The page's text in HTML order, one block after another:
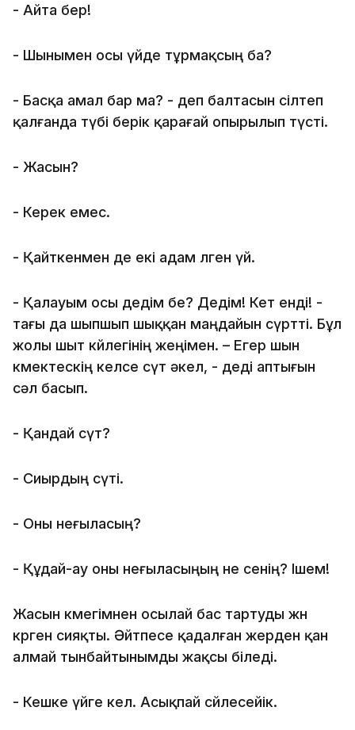
- Айта бер!
- Шынымен осы үйде тұрмақсың ба?
- Басқа амал бар ма? - деп балтасын сілтеп
қалғанда түбі берік қарағай опырылып түсті.
- Жасын?
- Керек емес.
- Қайткенмен де екі адам өлген үй.
- Қалауым осы дедім бе? Дедім! Кет енді! -
тағы да шыпшып шыққан маңдайын сүртті. Бұл
жолы шыт көйлегінің жеңімен. – Егер шын
көмектескің келсе сүт әкел, - деді аптығын
сәл басып.
- Қандай сүт?
- Сиырдың сүті.
- Оны неғыласың?
- Құдай-ау оны неғыласыңың не сенің? Ішем!
Жасын көмегімнен осылай бас тартуды жөн
көрген сияқты. Әйтпесе қадалған жерден қан
алмай тынбайтынымды жақсы біледі.
- Кешке үйге кел. Асықпай сөйлесейік.